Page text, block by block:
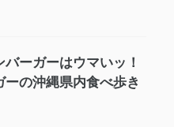
ーガーはウマいッ！
ーの沖縄県内食べ歩き